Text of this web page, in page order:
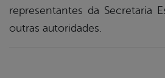
representantes da Secretaria
outras autoridades.